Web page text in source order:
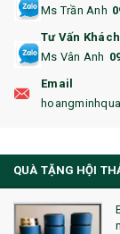
18. ẤM CHÉN
19. ĐỒNG HỒ
22. ĐỒNG HỒ ĐỂ
23. QÙA TẶNG
Ms Trần Anh
Tư Vấn
Ms Vân Anh
Email
QUÀ TẶNG HỘI